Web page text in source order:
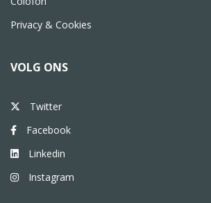
Privacy & Cookies
VOLG ONS
Twitter
Facebook
Linkedin
Instagram